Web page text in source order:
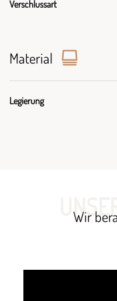
Verschlussart
Material
Legierung
Wir